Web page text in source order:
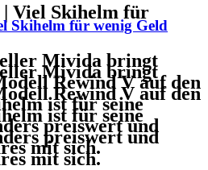
Skihelm für wenig Geld
Mivida bringt
Rewind V auf den
ist für seine
preiswert und
mit sich.
Viel Skihelm für
Mivida bringt
Rewind V auf den
ist für seine
preiswert und
mit sich.